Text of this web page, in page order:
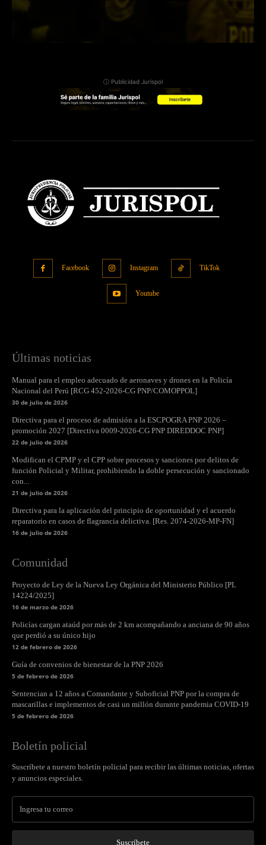
ⓘ Publicidad Jurispol
Facebook Instagram TikTok
Youtube
Últimas noticias
Manual para el empleo adecuado de aeronaves y drones en la Policía
Nacional del Perú [RCG 452-2026-CG PNP/COMOPPOL]
30 de julio de 2026
Directiva para el proceso de admisión a la ESCPOGRA PNP 2026 –
promoción 2027 [Directiva 0009-2026-CG PNP DIREDDOC PNP]
22 de julio de 2026
Modifican el CPMP y el CPP sobre procesos y sanciones por delitos de
función Policial y Militar, prohibiendo la doble persecución y sancionado
con...
21 de julio de 2026
Directiva para la aplicación del principio de oportunidad y el acuerdo
reparatorio en casos de flagrancia delictiva. [Res. 2074-2026-MP-FN]
16 de julio de 2026
Comunidad
Proyecto de Ley de la Nueva Ley Orgánica del Ministerio Público [PL
14224/2025]
16 de marzo de 2026
Policías cargan ataúd por más de 2 km acompañando a anciana de 90 años
que perdió a su único hijo
12 de febrero de 2026
Guía de convenios de bienestar de la PNP 2026
5 de febrero de 2026
Sentencian a 12 años a Comandante y Suboficial PNP por la compra de
mascarillas e implementos de casi un millón durante pandemia COVID-19
5 de febrero de 2026
Boletín policial
Suscríbete a nuestro boletín policial para recibir las últimas noticias, ofertas
y anuncios especiales.
Suscríbete